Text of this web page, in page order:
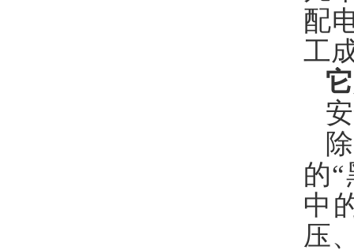
配
工
的
中
压